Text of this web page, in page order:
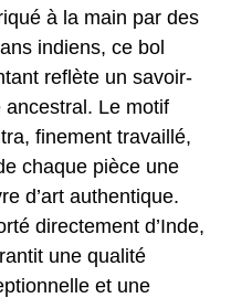
à la main par des
indiens, ce bol
reflète un savoir-
ancestral. Le motif
finement travaillé,
chaque pièce une
d’art authentique.
directement d’Inde,
une qualité
et une